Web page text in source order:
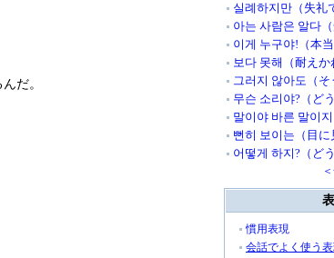
だ。
실례하지만（失礼
아는 사람은 알다
이게 누구야!（本当
보다 못해（耐えか
그러지 않아도（そ
무슨 소리야?（ど
말이야 바른 말이
뻔히 보이는（目に
어떻게 하지?（ど
慣用表現
会話でよく使う